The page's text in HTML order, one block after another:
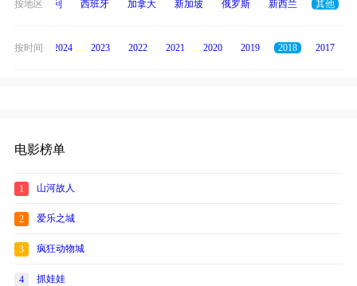
按地区
度 意大利 西班牙 加拿大 新加坡 俄罗斯 新西兰 其他
按时间
2025 2024 2023 2022 2021 2020 2019 2018 2017
电影榜单
1 山河故人
2 爱乐之城
3 疯狂动物城
4 抓娃娃